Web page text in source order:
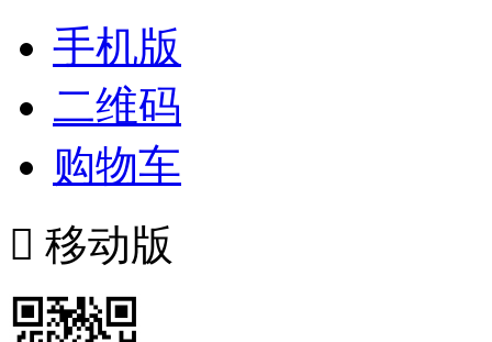
手机版
二维码
购物车
 移动版